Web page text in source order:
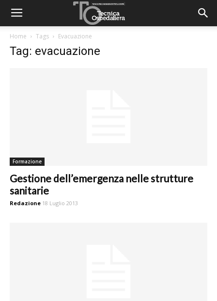
Home Tags Evacuazione
Tag: evacuazione
Formazione
Gestione dell’emergenza nelle strutture
sanitarie
Redazione 18 Luglio 2013